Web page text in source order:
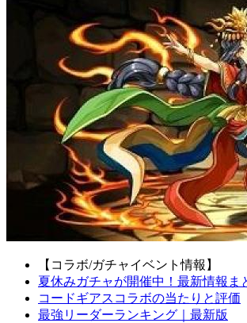
【コラボ/ガチャイベント情報】
夏休みガチャが開催中！最新情報ま
コードギアスコラボの当たりと評価
最強リーダーランキング｜最新版